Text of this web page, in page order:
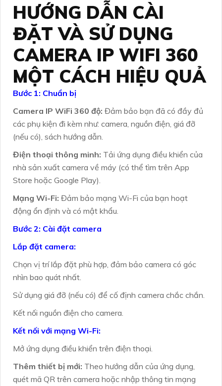
HƯỚNG DẪN CÀI
ĐẶT VÀ SỬ DỤNG
CAMERA IP WIFI 360
MỘT CÁCH HIỆU QUẢ
Bước 1: Chuẩn bị
Camera IP WiFi 360 độ: Đảm bảo bạn đã có đầy đủ
các phụ kiện đi kèm như: camera, nguồn điện, giá đỡ
(nếu có), sách hướng dẫn.
Điện thoại thông minh: Tải ứng dụng điều khiển của
nhà sản xuất camera về máy (có thể tìm trên App
Store hoặc Google Play).
Mạng Wi-Fi: Đảm bảo mạng Wi-Fi của bạn hoạt
động ổn định và có mật khẩu.
Bước 2: Cài đặt camera
Lắp đặt camera:
Chọn vị trí lắp đặt phù hợp, đảm bảo camera có góc
nhìn bao quát nhất.
Sử dụng giá đỡ (nếu có) để cố định camera chắc chắn.
Kết nối nguồn điện cho camera.
Kết nối với mạng Wi-Fi:
Mở ứng dụng điều khiển trên điện thoại.
Thêm thiết bị mới: Theo hướng dẫn của ứng dụng,
quét mã QR trên camera hoặc nhập thông tin mạng